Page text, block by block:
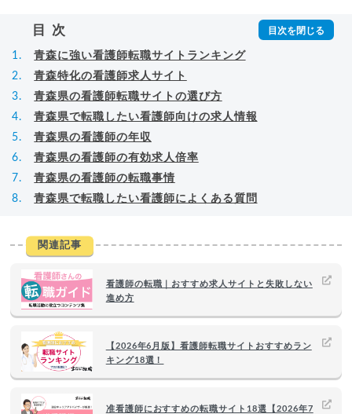
目次
青森に強い看護師転職サイトランキング
青森特化の看護師求人サイト
青森県の看護師転職サイトの選び方
青森県で転職したい看護師向けの求人情報
青森県の看護師の年収
青森県の看護師の有効求人倍率
青森県の看護師の転職事情
青森県で転職したい看護師によくある質問
関連記事
看護師の転職｜おすすめ求人サイトと失敗しない
進め方
【2026年6月版】看護師転職サイトおすすめラン
キング18選！
准看護師におすすめの転職サイト18選【2026年7